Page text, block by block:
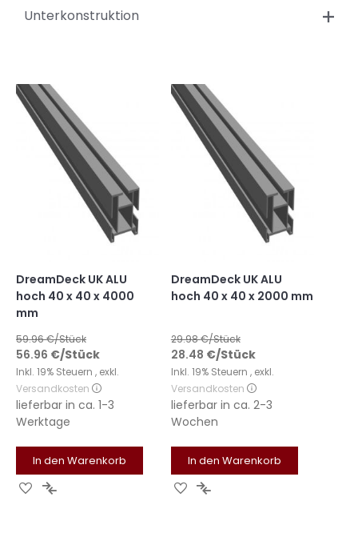
Unterkonstruktion
DreamDeck UK ALU
hoch 40 x 40 x 4000
mm
59.96€/Stück
56.96 €/Stück
Inkl. 19% Steuern , exkl.
Versandkosten
lieferbar in ca. 1-3
Werktage
In den Warenkorb
Zur Zur
DreamDeck UK ALU
hoch 40 x 40 x 2000 mm
29.98€/Stück
28.48 €/Stück
Inkl. 19% Steuern , exkl.
Versandkosten
lieferbar in ca. 2-3
Wochen
In den Warenkorb
Zur Zur